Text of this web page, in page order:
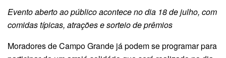
Evento aberto ao público acontece no dia 18 de julho, com
comidas típicas, atrações e sorteio de prêmios
Moradores de Campo Grande já podem se programar para